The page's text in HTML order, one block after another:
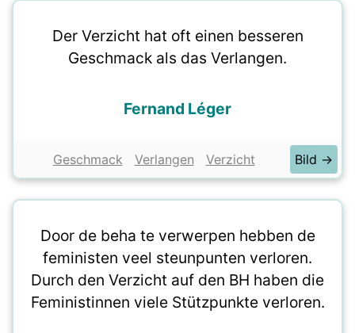
Der Verzicht hat oft einen besseren
Geschmack als das Verlangen.
Fernand Léger
Geschmack Verlangen Verzicht Bild →
Door de beha te verwerpen hebben de
feministen veel steunpunten verloren.
Durch den Verzicht auf den BH haben die
Feministinnen viele Stützpunkte verloren.